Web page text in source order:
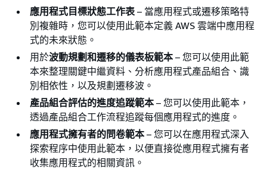
應用程式目標狀態工作表 – 當應用程式或遷移策略特
別複雜時，您可以使用此範本定義 AWS 雲端中應用程
式的未來狀態。
用於波動規劃和遷移的儀表板範本– 您可以使用此範
本來整理關鍵中繼資料、分析應用程式產品組合、識
別相依性，以及規劃遷移波。
產品組合評估的進度追蹤範本– 您可以使用此範本，
透過產品組合工作流程追蹤每個應用程式的進度。
應用程式擁有者的問卷範本– 您可以在應用程式深入
探索程序中使用此範本，以便直接從應用程式擁有者
收集應用程式的相關資訊。